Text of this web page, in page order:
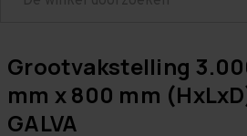
Grootvakstelling
mm x 800 mm
GALVA